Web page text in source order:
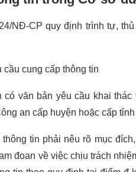
NĐ-CP quy định trình tự,
cung cấp thông tin
có văn bản yêu cầu khai
an cấp huyện hoặc cấp
tin phải nêu rõ mục
đoan về việc chịu trách